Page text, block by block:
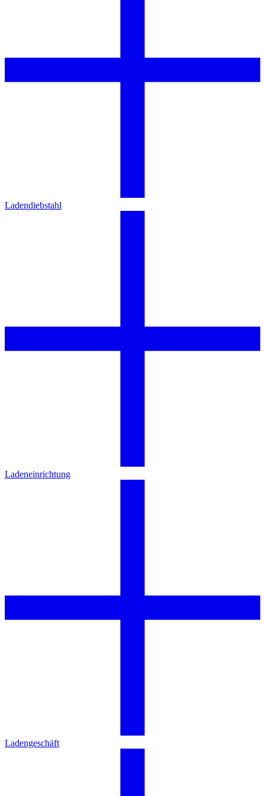
Ladendiebstahl
Ladeneinrichtung
Ladengeschäft